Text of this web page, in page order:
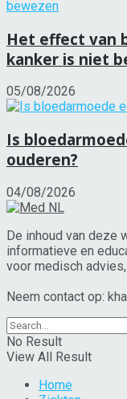
Het effect van
kanker is niet
05/08/2026
Is
ouderen?
04/08/2026
De inhoud van deze
informatieve en
voor medisch
Neem contact op:
No Result
View All Result
Home